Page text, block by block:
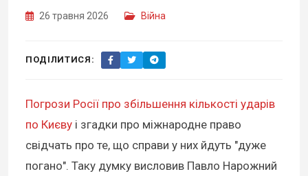
26 травня 2026 Війна
ПОДІЛИТИСЯ:
Погрози Росії про збільшення кількості ударів
по Києву і згадки про міжнародне право
свідчать про те, що справи у них йдуть "дуже
погано". Таку думку висловив Павло Нарожний